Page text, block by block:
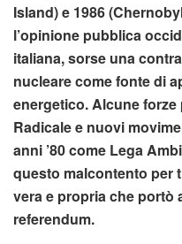
Island) e 1986
l’opinione pubblica
italiana, sorse una
nucleare come fonte di
energetico. Alcune
Radicale e nuovi
anni ’80 come Lega
questo malcontento per
vera e propria che portò
referendum.